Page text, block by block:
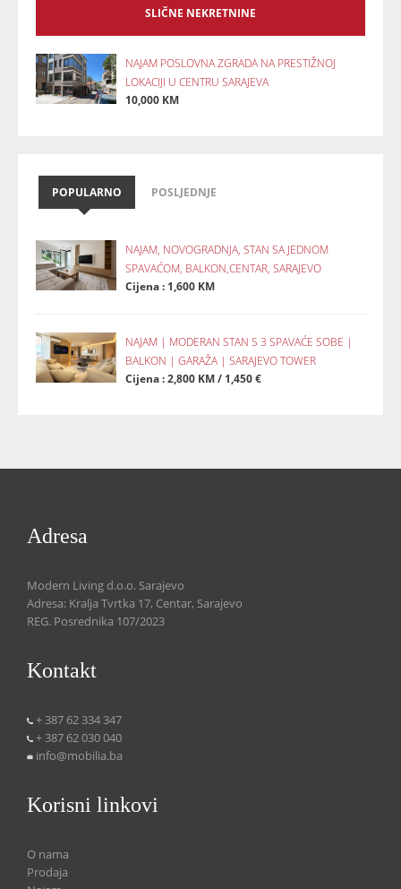
SLIČNE NEKRETNINE
NAJAM POSLOVNA ZGRADA NA PRESTIŽNOJ
LOKACIJI U CENTRU SARAJEVA
10,000 KM
POPULARNO POSLJEDNJE
NAJAM, NOVOGRADNJA, STAN SA JEDNOM
SPAVAĆOM, BALKON,CENTAR, SARAJEVO
Cijena : 1,600 KM
NAJAM | MODERAN STAN S 3 SPAVAĆE SOBE |
BALKON | GARAŽA | SARAJEVO TOWER
Cijena : 2,800 KM / 1,450 €
Adresa
Modern Living d.o.o. Sarajevo
Adresa: Kralja Tvrtka 17, Centar, Sarajevo
REG. Posrednika 107/2023
Kontakt
+ 387 62 334 347
+ 387 62 030 040
info@mobilia.ba
Korisni linkovi
O nama
Prodaja